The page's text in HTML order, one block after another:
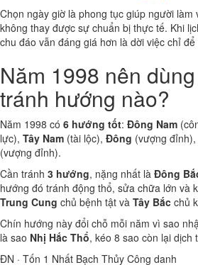
Chọn ngày giờ là phong tục giúp người làm
không thay được sự chuẩn bị thực tế. Khi
chu đáo vẫn đáng giá hơn là dời việc chỉ
Năm 1998 nên
tránh hướng nào?
Năm 1998 có 6 hướng tốt: Đông Nam
lực), Tây Nam (tài lộc), Đông (vượng đỉnh),
(vượng đỉnh).
Cần tránh 3 hướng, nặng nhất là Đông
hướng đó tránh động thổ, sửa chữa lớn và
Trung Cung chủ bệnh tật và Tây Bắc chủ
Chín hướng này đổi chỗ mỗi năm vì sao
là sao Nhị Hắc Thổ, kéo 8 sao còn lại dịch
ĐN · Tốn 1 Nhất Bạch Thủy Công danh